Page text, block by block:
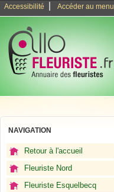
Accessibilité Accéder au menu
NAVIGATION
Retour à l'accueil
Fleuriste Nord
Fleuriste Esquelbecq